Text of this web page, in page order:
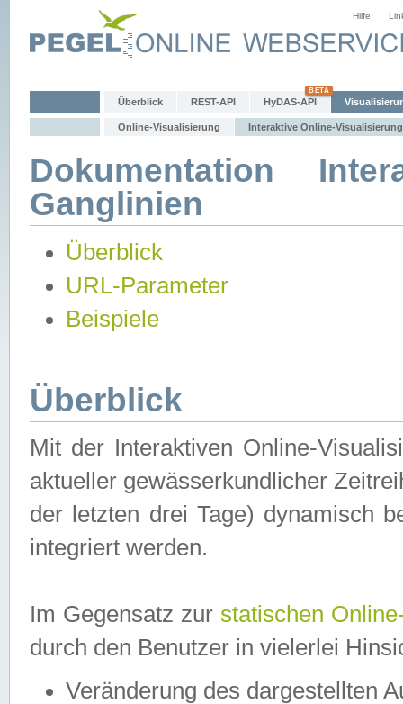
Hilfe
Überblick REST-API HyDAS-API
Online-Visualisierung Interaktive Online-Visualisierung
Dokumentation
Ganglinien
Überblick
URL-Parameter
Beispiele
Überblick
Mit der Interaktiven Online-
aktueller gewässerkundlicher
der letzten drei Tage) dynamisch
integriert werden.
Im Gegensatz zur statischen
durch den Benutzer in vielerlei
Veränderung des dargestellten